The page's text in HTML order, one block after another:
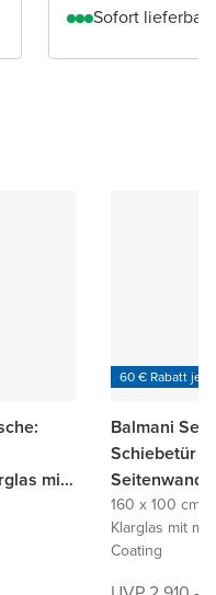
Sofort lieferbar
mit
60 € Rabatt je
Balmani
Schiebetür
Seitenwand,
mattiertem
glänzend,
160 x 100 cm
Klarglas mit
Coating